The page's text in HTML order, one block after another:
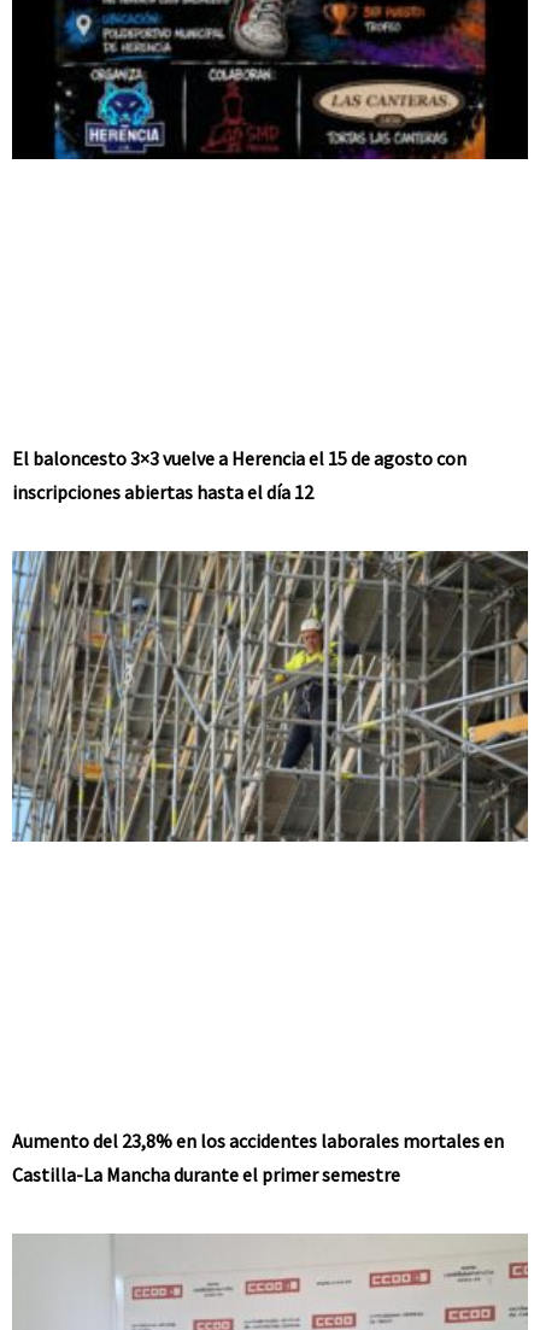
El baloncesto 3×3 vuelve a Herencia el 15 de agosto con
inscripciones abiertas hasta el día 12
Aumento del 23,8% en los accidentes laborales mortales en
Castilla-La Mancha durante el primer semestre